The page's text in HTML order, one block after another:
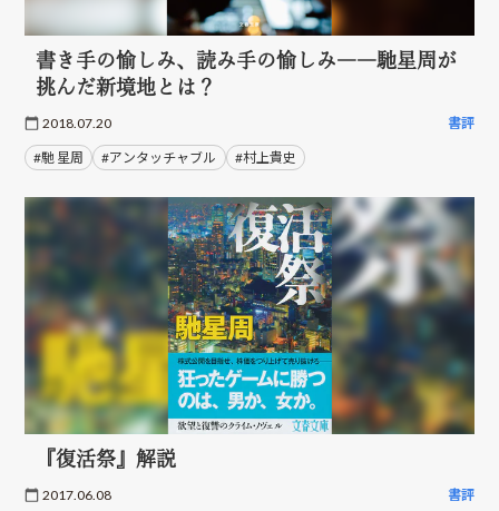
書き手の愉しみ、読み手の愉しみ――馳星周が
挑んだ新境地とは？
2018.07.20 書評
#馳 星周 #アンタッチャブル #村上貴史
『復活祭』解説
2017.06.08 書評